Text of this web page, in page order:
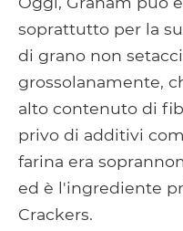
soprattutto per la
di grano non
grossolanamente,
alto contenuto di
privo di additivi
farina era
ed è l'ingrediente
Crackers.